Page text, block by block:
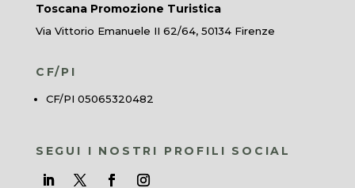
Toscana Promozione Turistica
Via Vittorio Emanuele II 62/64, 50134 Firenze
CF/PI
CF/PI 05065320482
SEGUI I NOSTRI PROFILI SOCIAL